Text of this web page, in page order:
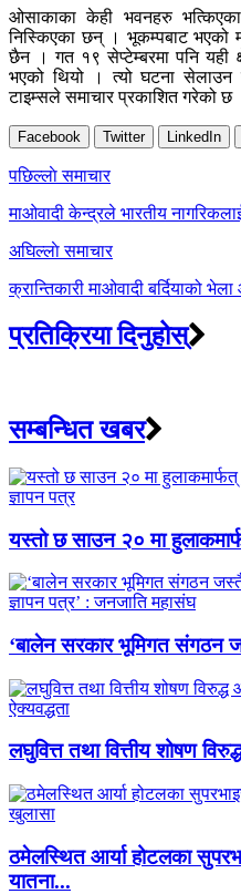
ओसाकाका केही भवनहरु
निस्किएका छन् । भूकम्पबाट भएको
छैन । गत १९ सेप्टेम्बरमा पनि यही
भएको थियो । त्यो घटना सेलाउन
टाइम्सले समाचार प्रकाशित गरेको छ
Facebook Twitter LinkedIn
Post
navigation
पछिल्लाे समाचार
माओवादी केन्द्रले भारतीय
अघिल्लाे समाचार
क्रान्तिकारी माओवादी बर्दियाको
प्रतिक्रिया दिनुहोस्
सम्बन्धित खबर
यस्तो छ साउन २० मा
‘बालेन सरकार भूमिगत संगठन
लघुवित्त तथा वित्तीय शोषण
ठमेलस्थित आर्या होटलका
यातना...